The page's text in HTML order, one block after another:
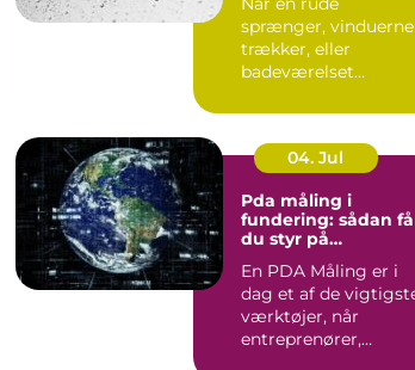
sprænger, vinduerne
trækker, eller
badeværelset
spejl, er en
04. Jul
Pda måling i
fundering: sådan
du styr på
En PDA Måling er i
dag et af de
værktøjer, når
entreprenører,